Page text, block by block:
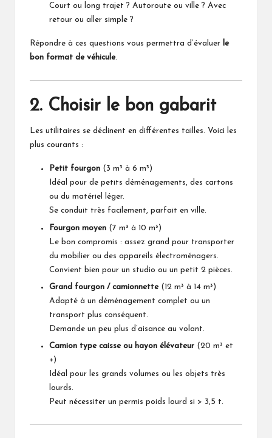
Court ou long trajet ? Autoroute ou ville ? Avec
retour ou aller simple ?
Répondre à ces questions vous permettra d’évaluer le
bon format de véhicule.
2. Choisir le bon gabarit
Les utilitaires se déclinent en différentes tailles. Voici les
plus courants :
Petit fourgon (3 m³ à 6 m³)
Idéal pour de petits déménagements, des cartons
ou du matériel léger.
Se conduit très facilement, parfait en ville.
Fourgon moyen (7 m³ à 10 m³)
Le bon compromis : assez grand pour transporter
du mobilier ou des appareils électroménagers.
Convient bien pour un studio ou un petit 2 pièces.
Grand fourgon / camionnette(12 m³ à 14 m³)
Adapté à un déménagement complet ou un
transport plus conséquent.
Demande un peu plus d’aisance au volant.
Camion type caisse ou hayon élévateur (20 m³ et
+)
Idéal pour les grands volumes ou les objets très
lourds.
Peut nécessiter un permis poids lourd si > 3,5 t.